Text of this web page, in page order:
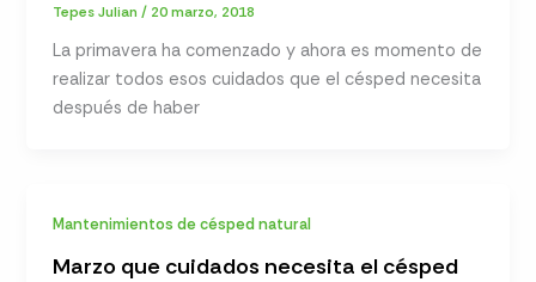
Tepes Julian/ 20 marzo, 2018
La primavera ha comenzado y ahora es momento de
realizar todos esos cuidados que el césped necesita
después de haber
Mantenimientos de césped natural
Marzo que cuidados necesita el césped